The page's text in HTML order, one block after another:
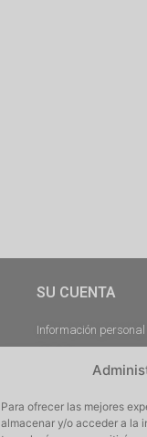
Para ofrecer las mejores
almacenar y/o acceder a la
SU CUENTA
Información personal
Descargas
Cerrar Sesión